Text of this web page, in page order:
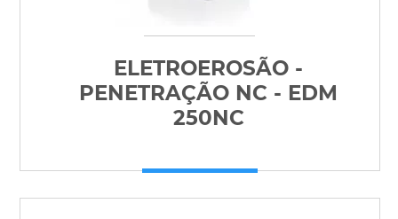
ELETROEROSÃO -
PENETRAÇÃO NC - EDM
250NC